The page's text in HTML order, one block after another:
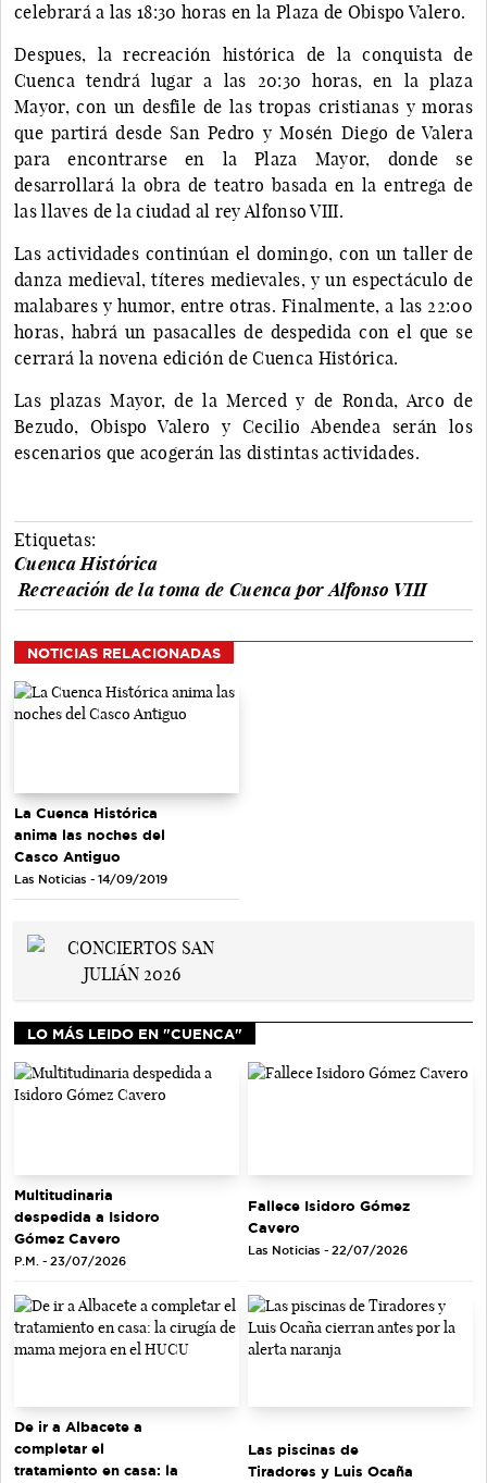
celebrará a las 18:30 horas en la Plaza de Obispo Valero.
Despues, la recreación histórica de la conquista de
Cuenca tendrá lugar a las 20:30 horas, en la plaza
Mayor, con un desfile de las tropas cristianas y moras
que partirá desde San Pedro y Mosén Diego de Valera
para encontrarse en la Plaza Mayor, donde se
desarrollará la obra de teatro basada en la entrega de
las llaves de la ciudad al rey Alfonso VIII.
Las actividades continúan el domingo, con un taller de
danza medieval, títeres medievales, y un espectáculo de
malabares y humor, entre otras. Finalmente, a las 22:00
horas, habrá un pasacalles de despedida con el que se
cerrará la novena edición de Cuenca Histórica.
Las plazas Mayor, de la Merced y de Ronda, Arco de
Bezudo, Obispo Valero y Cecilio Abendea serán los
escenarios que acogerán las distintas actividades.
Etiquetas:
Cuenca Histórica
Recreación de la toma de Cuenca por Alfonso VIII
NOTICIAS RELACIONADAS
La Cuenca Histórica
anima las noches del
Casco Antiguo
Las Noticias - 14/09/2019
LO MÁS LEIDO EN "CUENCA"
Multitudinaria
despedida a Isidoro
Gómez Cavero
P.M. - 23/07/2026
Fallece Isidoro Gómez
Cavero
Las Noticias - 22/07/2026
De ir a Albacete a
completar el
tratamiento en casa: la
Las piscinas de
Tiradores y Luis Ocaña